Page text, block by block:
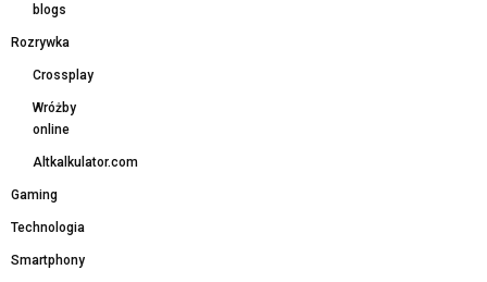
blogs
Rozrywka
Crossplay
Wróżby
online
Altkalkulator.com
Gaming
Technologia
Smartphony